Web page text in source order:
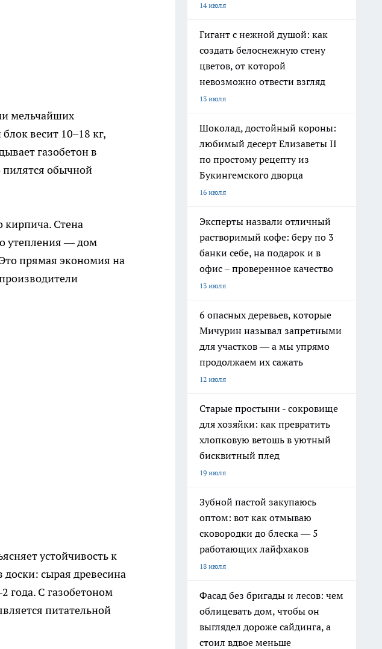
мельчайших
весит 10–18 кг,
газобетон в
пилятся обычной
кирпича. Стена
утепления — дом
прямая экономия на
устойчивость к
сырая древесина
года. С газобетоном
питательной
14 июля
Гигант с нежной душой: как
создать белоснежную стену
цветов, от которой
невозможно отвести взгляд
13 июля
Шоколад, достойный короны:
любимый десерт Елизаветы II
по простому рецепту из
Букингемского дворца
16 июля
Эксперты назвали отличный
растворимый кофе: беру по 3
банки себе, на подарок и в
офис – проверенное качество
13 июля
6 опасных деревьев, которые
Мичурин называл запретными
для участков — а мы упрямо
продолжаем их сажать
12 июля
Старые простыни - сокровище
для хозяйки: как превратить
хлопковую ветошь в уютный
бисквитный плед
19 июля
Зубной пастой закупаюсь
оптом: вот как отмываю
сковородки до блеска — 5
работающих лайфхаков
18 июля
Фасад без бригады и лесов: чем
облицевать дом, чтобы он
выглядел дороже сайдинга, а
стоил вдвое меньше